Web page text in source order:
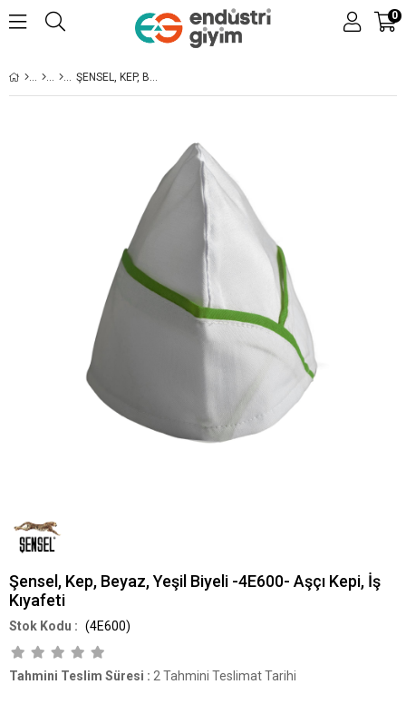
0
ŞENSEL, KEP, BEYAZ, YEŞIL BIYELI -4E600- AŞÇI KEPI, İŞ KIYAFETI
Şensel, Kep, Beyaz, Yeşil Biyeli -4E600- Aşçı Kepi, İş
Kıyafeti
(4E600)
Tahmini Teslim Süresi : 2 Tahmini Teslimat Tarihi